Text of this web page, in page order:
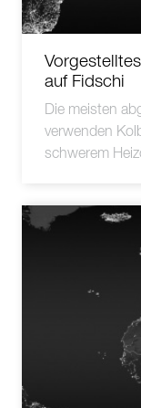
auf Fidschi
Die meisten
verwenden
schwerem